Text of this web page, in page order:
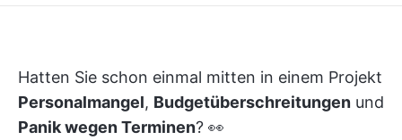
Hatten Sie schon einmal mitten in einem Projekt
Personalmangel, Budgetüberschreitungen und
Panik wegen Terminen? 👀